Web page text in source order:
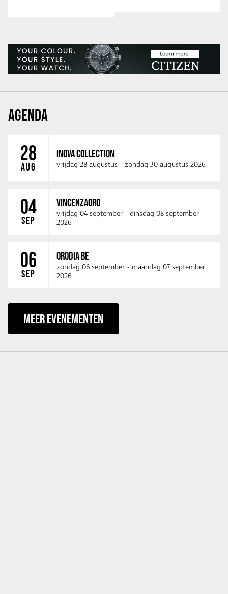
AGENDA
28
AUG
INOVA COLLECTION
vrijdag 28 augustus - zondag 30 augustus 2026
04
SEP
VINCENZAORO
vrijdag 04 september - dinsdag 08 september
2026
06
SEP
ORODIA BE
zondag 06 september - maandag 07 september
2026
MEER EVENEMENTEN